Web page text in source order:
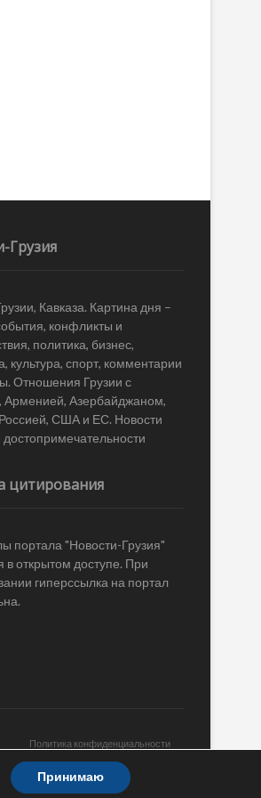
Грузия
Кавказа. Картина дня –
конфликты и
политика, бизнес,
культура, спорт, комментарии
Отношения Грузии с
Арменией, Азербайджаном,
США и ЕС. Новости
достопримечательности
цитирования
портала "Новости-Грузия"
в открытом доступе. При
гиперссылка на портал
Политика конфиденциальности
Принимаю